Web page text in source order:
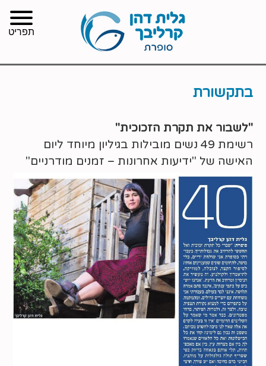
בתקשורת
"לשבור את תקרת הזכוכית"
רשימת 49 נשים מובילות בגיליון מיוחד ליום
האישה של "ידיעות אחרונות – זמנים מודרניים"
תפריט